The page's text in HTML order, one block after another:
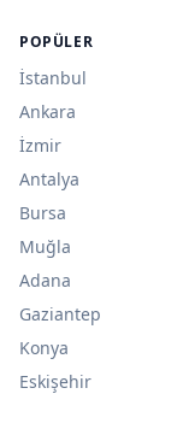
POPÜLER
İstanbul
Ankara
İzmir
Antalya
Bursa
Muğla
Adana
Gaziantep
Konya
Eskişehir